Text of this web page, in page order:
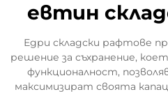
евтин
Едри складски рафтове
решение за съхранение,
функционалност,
максимизират своята